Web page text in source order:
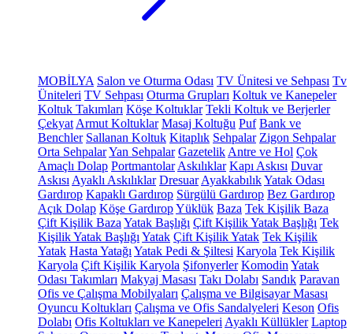
MOBİLYA Salon ve Oturma Odası TV Ünitesi ve Sehpası Tv
Üniteleri TV Sehpası Oturma Grupları Koltuk ve Kanepeler
Koltuk Takımları Köşe Koltuklar Tekli Koltuk ve Berjerler
Çekyat Armut Koltuklar Masaj Koltuğu Puf Bank ve
Benchler Sallanan Koltuk Kitaplık Sehpalar Zigon Sehpalar
Orta SehpalarYan Sehpalar Gazetelik Antre ve Hol Çok
Amaçlı Dolap Portmantolar Askılıklar Kapı Askısı Duvar
Askısı Ayaklı Askılıklar Dresuar AyakkabılıkYatak Odası
Gardırop Kapaklı Gardırop Sürgülü Gardırop Bez Gardırop
Açık Dolap Köşe GardıropYüklük Baza Tek Kişilik Baza
Çift Kişilik Baza Yatak Başlığı Çift Kişilik Yatak Başlığı Tek
Kişilik Yatak Başlığı Yatak Çift Kişilik Yatak Tek Kişilik
Yatak Hasta Yatağı Yatak Pedi & Şiltesi Karyola Tek Kişilik
Karyola Çift Kişilik Karyola Şifonyerler Komodin Yatak
Odası Takımları Makyaj Masası Takı Dolabı Sandık Paravan
Ofis ve Çalışma Mobilyaları Çalışma ve Bilgisayar Masası
Oyuncu Koltukları Çalışma ve Ofis Sandalyeleri Keson Ofis
Dolabı Ofis Koltukları ve Kanepeleri Ayaklı Küllükler Laptop